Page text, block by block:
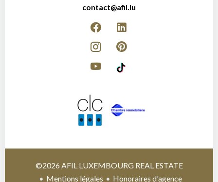
contact@afil.lu
©2026 AFIL LUXEMBOURG REAL ESTATE
Mentions légales
Honoraires d'agence